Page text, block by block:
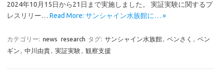
2024年10月15日から21日まで実施しました。 実証実験に関するプ
レスリリー… Read More: サンシャイン水族館に… »
カテゴリー: news research タグ: サンシャイン水族館, ペンさく , ペン
ギン , 中川由貴, 実証実験, 観察支援